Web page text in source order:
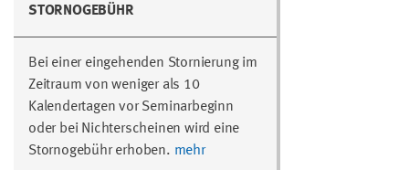
STORNOGEBÜHR
Bei einer eingehenden Stornierung im
Zeitraum von weniger als 10
Kalendertagen vor Seminarbeginn
oder bei Nichterscheinen wird eine
Stornogebühr erhoben. mehr